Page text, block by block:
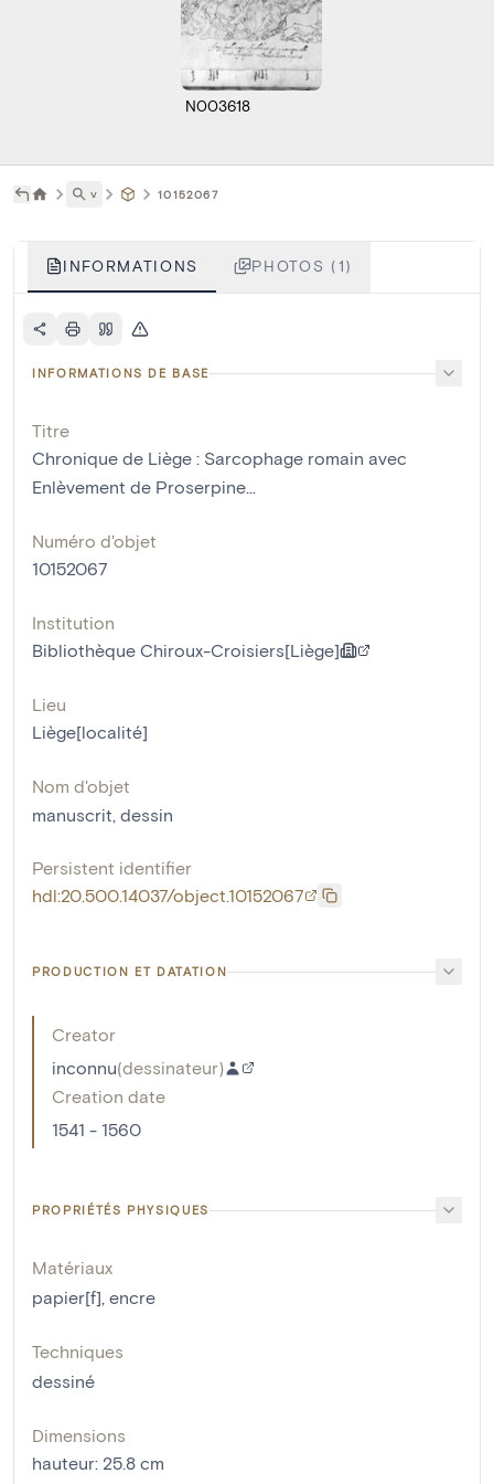
N003618
˅ 10152067
INFORMATIONS PHOTOS (1)
INFORMATIONS DE BASE
Titre
Chronique de Liège : Sarcophage romain avec
Enlèvement de Proserpine...
Numéro d'objet
10152067
Institution
Bibliothèque Chiroux-Croisiers[Liège]
Lieu
Liège[localité]
Nom d'objet
manuscrit, dessin
Persistent identifier
hdl:20.500.14037/object.10152067
PRODUCTION ET DATATION
Creator
inconnu(dessinateur)
Creation date
1541 - 1560
PROPRIÉTÉS PHYSIQUES
Matériaux
papier[f], encre
Techniques
dessiné
Dimensions
hauteur: 25.8 cm